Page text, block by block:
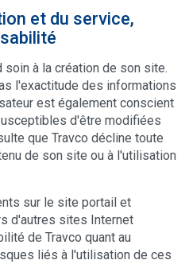
et du service,
soin à la création de son site.
l'exactitude des informations
est également conscient
d'être modifiées
que Travco décline toute
de son site ou à l'utilisation
sur le site portail et
d'autres sites Internet
de Travco quant au
liés à l'utilisation de ces